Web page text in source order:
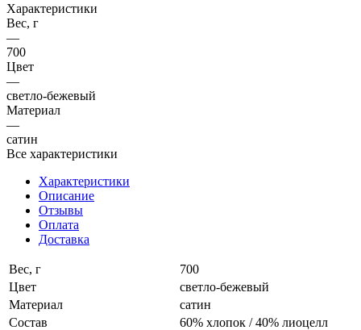
Характеристики
Вес, г
—
700
Цвет
—
светло-бежевый
Материал
—
сатин
Все характеристики
Характеристики
Описание
Отзывы
Оплата
Доставка
Вес, г
700
Цвет
светло-бежевый
Материал
сатин
Состав
60% хлопок / 40% лиоцелл